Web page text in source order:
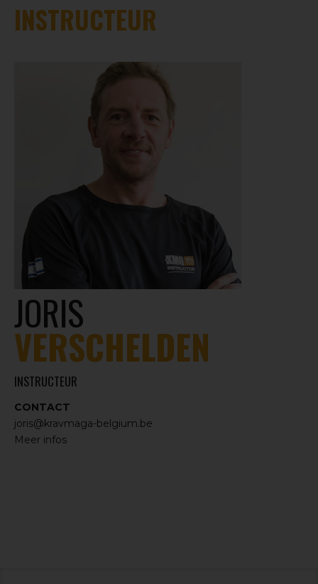
INSTRUCTEUR
JORIS
VERSCHELDEN
INSTRUCTEUR
CONTACT
joris@kravmaga-belgium.be
Meer infos